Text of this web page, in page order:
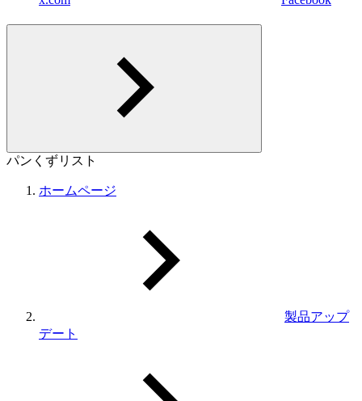
パンくずリスト
ホームページ
製品アップ
デート